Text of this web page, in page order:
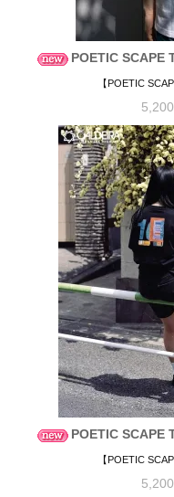
POETIC SCAPE
【POETIC
POETIC SCAPE
【POETIC